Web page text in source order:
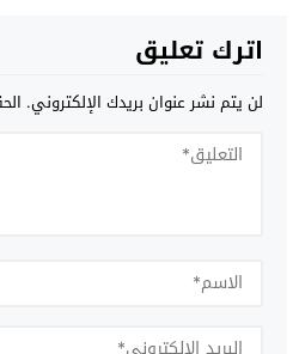
اترك تعليق
لن يتم نشر عنوان بريدك الإلكتروني.